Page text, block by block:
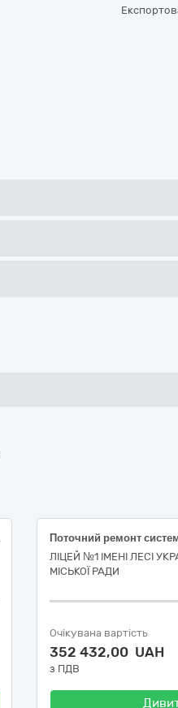
ЛІЦЕЙ №1 ІМЕНІ ЛЕСІ
МІСЬКОЇ РАДИ
Очікувана вартість
352 432,00 UAH
з ПДВ